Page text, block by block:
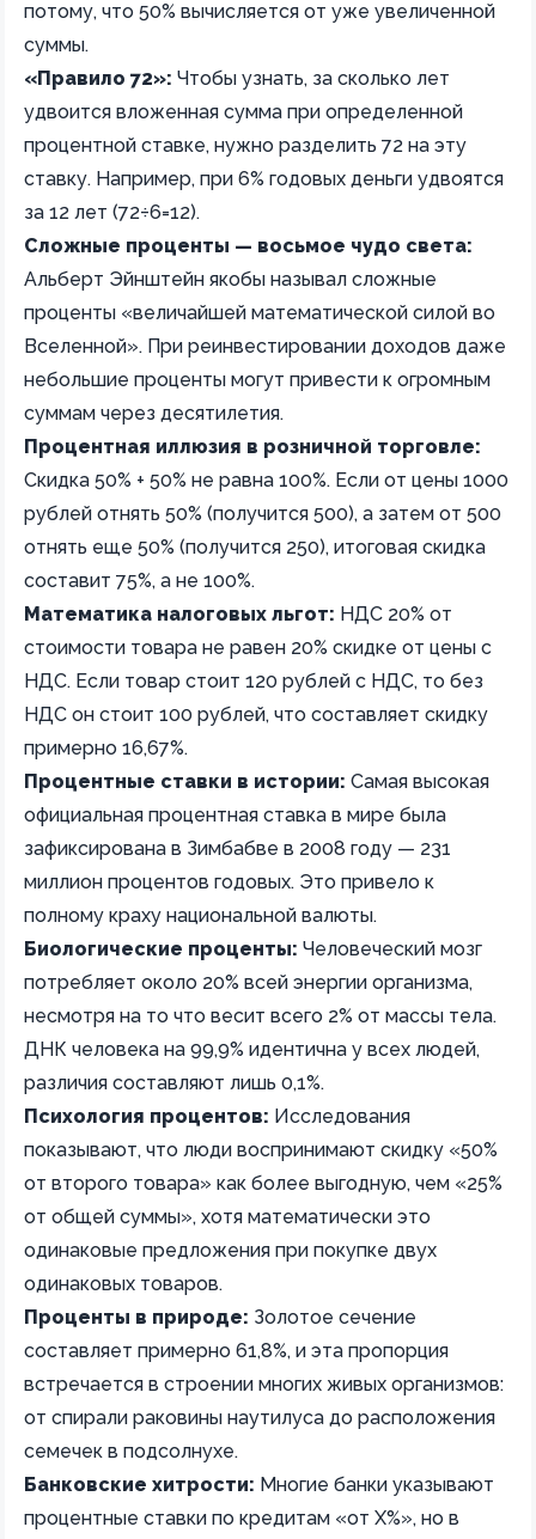
потому, что 50% вычисляется от уже увеличенной
суммы.
«Правило 72»: Чтобы узнать, за сколько лет
удвоится вложенная сумма при определенной
процентной ставке, нужно разделить 72 на эту
ставку. Например, при 6% годовых деньги удвоятся
за 12 лет (72÷6=12).
Сложные проценты — восьмое чудо света:
Альберт Эйнштейн якобы называл сложные
проценты «величайшей математической силой во
Вселенной». При реинвестировании доходов даже
небольшие проценты могут привести к огромным
суммам через десятилетия.
Процентная иллюзия в розничной торговле:
Скидка 50% + 50% не равна 100%. Если от цены 1000
рублей отнять 50% (получится 500), а затем от 500
отнять еще 50% (получится 250), итоговая скидка
составит 75%, а не 100%.
Математика налоговых льгот: НДС 20% от
стоимости товара не равен 20% скидке от цены с
НДС. Если товар стоит 120 рублей с НДС, то без
НДС он стоит 100 рублей, что составляет скидку
примерно 16,67%.
Процентные ставки в истории: Самая высокая
официальная процентная ставка в мире была
зафиксирована в Зимбабве в 2008 году — 231
миллион процентов годовых. Это привело к
полному краху национальной валюты.
Биологические проценты: Человеческий мозг
потребляет около 20% всей энергии организма,
несмотря на то что весит всего 2% от массы тела.
ДНК человека на 99,9% идентична у всех людей,
различия составляют лишь 0,1%.
Психология процентов: Исследования
показывают, что люди воспринимают скидку «50%
от второго товара» как более выгодную, чем «25%
от общей суммы», хотя математически это
одинаковые предложения при покупке двух
одинаковых товаров.
Проценты в природе: Золотое сечение
составляет примерно 61,8%, и эта пропорция
встречается в строении многих живых организмов:
от спирали раковины наутилуса до расположения
семечек в подсолнухе.
Банковские хитрости: Многие банки указывают
процентные ставки по кредитам «от X%», но в